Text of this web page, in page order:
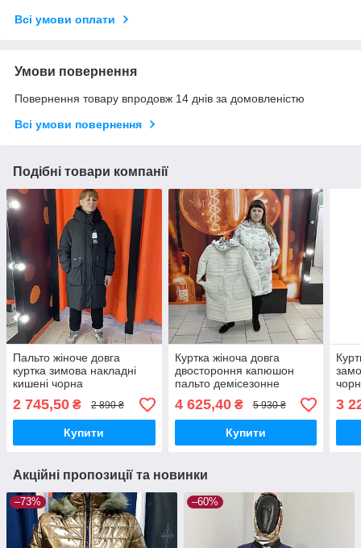
Всі умови оплати
Умови повернення
Повернення товару впродовж 14 днів за домовленістю
Всі умови повернення
Подібні товари компанії
Пальто жіноче довга
куртка зимова накладні
кишені чорна
2 745,50 ₴ 2 890 ₴
Купити
Куртка жіноча довга
двостороння капюшон
пальто демісезонне
молочна
4 625,40₴ 5 930 ₴
Купити
3
Акційні пропозиції та новинки
–73% –60%